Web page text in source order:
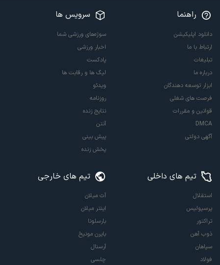
راهنما
دانلود اپلیکیشن
ارتباط با ما
تبلیغات
درباره ما
ابزار توسعه دهندگان
فرصت های شغلی
قوانین و مقررات
DMCA
آگهی دولتی
سرویس ها
سوژه‌های ورزشی شما
اخبار ورزشی
پادکست
لیگ ها و رقابت ها
ویدئو
روزنامه
نتایج زنده
آنتن
پیش بینی
پخش زنده
تیم های داخلی
استقلال
پرسپولیس
تراکتور
ذوب آهن
سپاهان
فولاد
تیم های خارجی
آث میلان
اینتر میلان
بارسلونا
بایرن مونیخ
آرسنال
چلسی